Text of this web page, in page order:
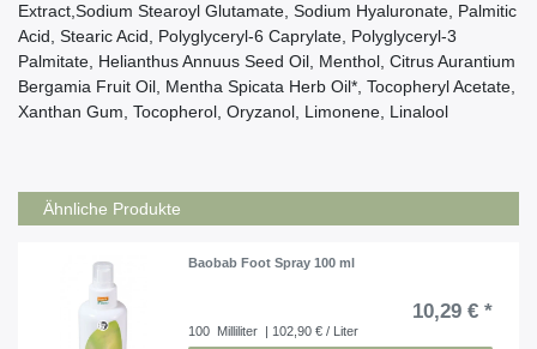
Extract,Sodium Stearoyl Glutamate, Sodium Hyaluronate, Palmitic
Acid, Stearic Acid, Polyglyceryl-6 Caprylate, Polyglyceryl-3
Palmitate, Helianthus Annuus Seed Oil, Menthol, Citrus Aurantium
Bergamia Fruit Oil, Mentha Spicata Herb Oil*, Tocopheryl Acetate,
Xanthan Gum, Tocopherol, Oryzanol, Limonene, Linalool
Ähnliche Produkte
Baobab Foot Spray 100 ml
10,29 € *
100 Milliliter | 102,90 € / Liter